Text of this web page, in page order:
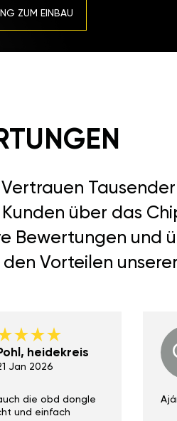
ZUM EINBAU
über das
Bewertungen und
Vorteilen
heidekreis
Jan 2026
die obd dongle
und einfach